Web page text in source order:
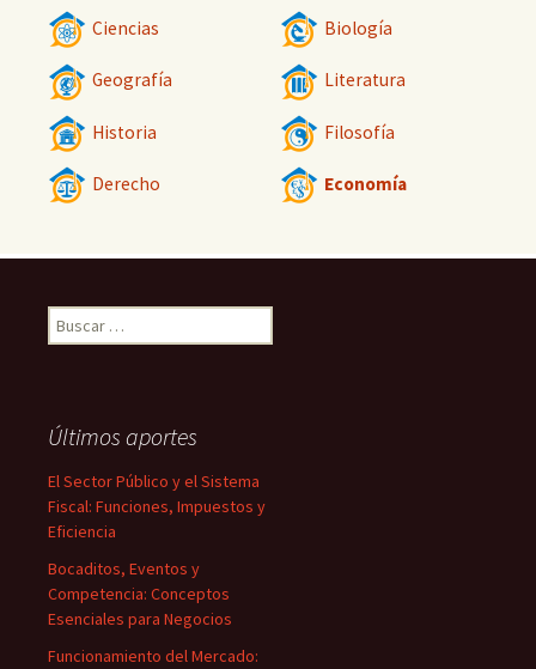
Ciencias Biología
Geografía Literatura
Historia Filosofía
Derecho Economía
Buscar:
Últimos aportes
El Sector Público y el Sistema
Fiscal: Funciones, Impuestos y
Eficiencia
Bocaditos, Eventos y
Competencia: Conceptos
Esenciales para Negocios
Funcionamiento del Mercado: